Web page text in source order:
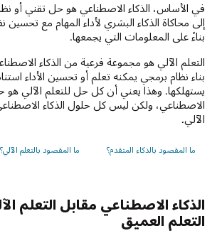
في الأساس، الذكاء الاصطناعي هو حل تقني أو
إلى محاكاة الذكاء البشري لأداء المهام مع
بناءً على المعلومات التي يجمعها.
التعلم الآلي هو مجموعة فرعية من الذكاء
بناء نظام برمجي يمكنه تعلم أو تحسين الأداء
يستهلكها. وهذا يعني أن كل حل للتعلم الآلي هو
الاصطناعي، ولكن ليس كل حلول الذكاء
الآلي.
ما المقصود بالذكاء المتقدم؟ ما المقصود بالتعلم الآلي؟
الذكاء الاصطناعي مقابل التعلم
التعلم العميق